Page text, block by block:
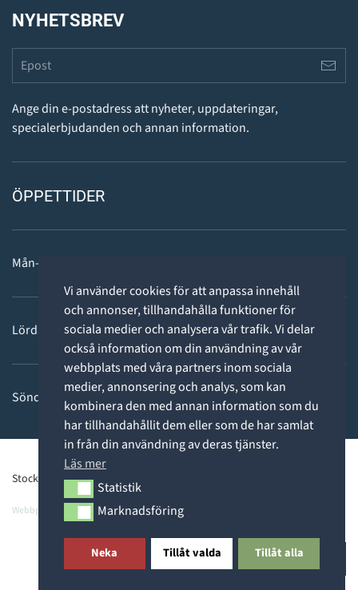
Vi använder cookies för att anpassa innehåll
och annonser, tillhandahålla funktioner för
sociala medier och analysera vår trafik. Vi delar
också information om din användning av vår
webbplats med våra partners inom sociala
medier, annonsering och analys, som kan
kombinera den med annan information som du
har tillhandahållit dem eller som de har samlat
in från din användning av deras tjänster.
Läs mer
Statistik
Statistik
Marknadsföring
Marknadsföring
Neka Tillåt valda Tillåt alla
NYHETSBREV
Ange din e-postadress att nyheter, uppdateringar,
specialerbjudanden och annan information.
ÖPPETTIDER
Mån-fre: 11 - 18
Lördag: 11-15
Söndag: STÄNGT
Stockholms Dykcenter ©2026 -
Webbpartner Webbproffs.se